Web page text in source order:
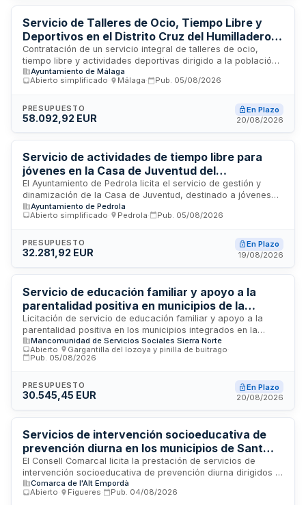
la prevención de desigualdades e intervención en
situaciones de riesgo de desprotección, exclusión social y
dependencia, bajo la supervisión del Área de Servicios
Sociales.
Servicio de Talleres de Ocio, Tiempo Libre y
Deportivos en el Distrito Cruz del Humilladero -
Ayuntamiento de Málaga
Contratación de un servicio integral de talleres de ocio,
tiempo libre y actividades deportivas dirigido a la población
general del Distrito 6 Cruz del Humilladero en Málaga. El
servicio se prestará durante todo el año en centros de
zona, bajo la responsabilidad de una empresa especializada
en ocio educativo que favorezca la creación de recursos
Ayuntamiento de Málaga
Abierto simplificado
Málaga Pub. 05/08/2026
PRESUPUESTO
58.092,92 EUR
En Plazo
20/08/2026
Servicio de actividades de tiempo libre para
jóvenes en la Casa de Juventud del
Ayuntamiento de Pedrola
El Ayuntamiento de Pedrola licita el servicio de gestión y
dinamización de la Casa de Juventud, destinado a jóvenes
de entre doce y treinta años. El contrato incluye la ejecución
de un proyecto de intervención socioeducativa con
orientadas a fomentar la participación juvenil, promover un
ocio saludable y contribuir al desarrollo personal y social de
las instalaciones municipales de la Casa de Juventud y otros
espacios que sean necesarios.
Ayuntamiento de Pedrola
Abierto simplificado
Pedrola Pub. 05/08/2026
PRESUPUESTO
32.281,92 EUR
En Plazo
19/08/2026
Servicio de educación familiar y apoyo a la
parentalidad positiva en municipios de la
Mancomunidad Sierra Norte
Licitación de servicio de educación familiar y apoyo a la
parentalidad positiva en los municipios integrados en la
Mancomunidad de Interés General de Servicios Sierra Norte.
El contratista realizará intervenciones socioeducativas con
familias que tengan menores a cargo, derivadas por los
incluyen valoración, planificación, intervención familiar,
coordinación y seguimiento. El servicio se presta en el
adicional para la Administración.
Mancomunidad de Servicios Sociales Sierra Norte
Abierto
Gargantilla del lozoya y pinilla de buitrago
Pub. 05/08/2026
PRESUPUESTO
30.545,45 EUR
En Plazo
20/08/2026
Servicios de intervención socioeducativa de
prevención diurna en los municipios de Sant
Miquel de Fluvià, Sant Pere Pescador, La
Jonquera y Saus-Camallera
El Consell Comarcal licita la prestación de servicios de
intervención socioeducativa de prevención diurna dirigidos a
menores y familias en riesgo de exclusión social en cuatro
municipios del Alt Empordà. El servicio incluye actividades de
Comarca de l'Alt Empordà
Abierto
Figueres Pub. 04/08/2026